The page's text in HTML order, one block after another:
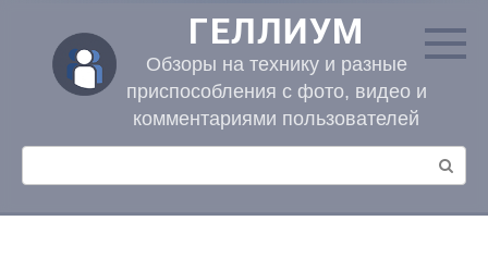
контенту
ГЕЛЛИУМ
Обзоры на технику и разные
приспособления с фото, видео и
комментариями пользователей
Поиск: